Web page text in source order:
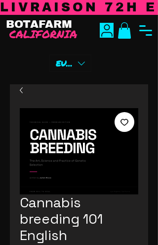
LIVRAISON 72H
BOTAFARM
CALIFORNIA
EUR (€)
Cannabis
breeding 101
English